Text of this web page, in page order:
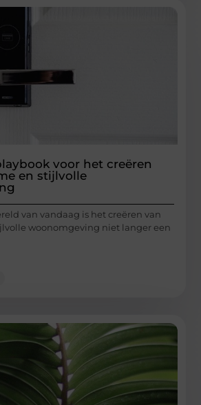
voor het creëren
en stijlvolle
van vandaag is het creëren van
woonomgeving niet langer een